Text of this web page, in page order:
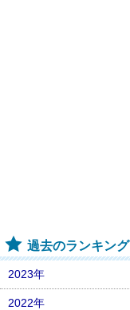
過去のランキング
2023年
2022年